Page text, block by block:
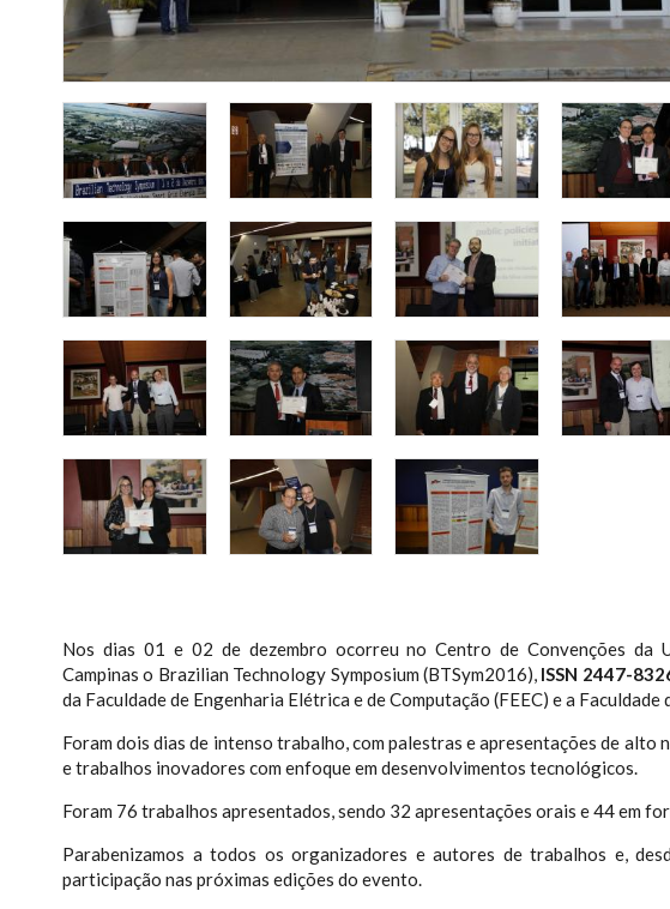
Nos dias 01 e 02 de dezembro ocorreu no Centro de Convenções da
Campinas o Brazilian Technology Symposium (BTSym2016), ISSN 2447-
da Faculdade de Engenharia Elétrica e de Computação (FEEC) e a Faculdade
Foram dois dias de intenso trabalho, com palestras e apresentações de alto
e trabalhos inovadores com enfoque em desenvolvimentos tecnológicos.
Foram 76 trabalhos apresentados, sendo 32 apresentações orais e 44 em
Parabenizamos a todos os organizadores e autores de trabalhos e,
participação nas próximas edições do evento.